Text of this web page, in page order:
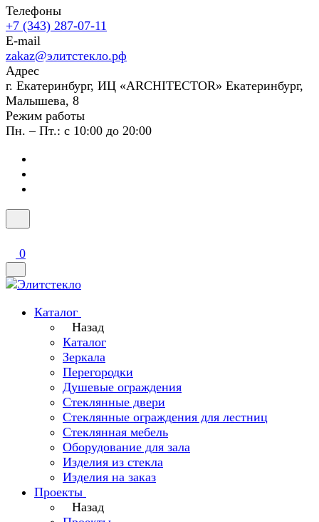
Телефоны
+7 (343) 287-07-11
E-mail
zakaz@элитстекло.рф
Адрес
г. Екатеринбург, ИЦ «ARCHITECTOR» Екатеринбург,
Малышева, 8
Режим работы
Пн. – Пт.: с 10:00 до 20:00
0
Каталог
Назад
Каталог
Зеркала
Перегородки
Душевые ограждения
Стеклянные двери
Стеклянные ограждения для лестниц
Стеклянная мебель
Оборудование для зала
Изделия из стекла
Изделия на заказ
Проекты
Назад